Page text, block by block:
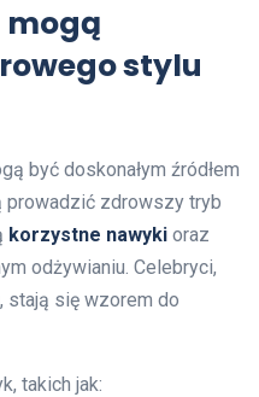
mogą
stylu
być doskonałym źródłem
prowadzić zdrowszy tryb
korzystne nawyki oraz
odżywianiu. Celebryci,
się wzorem do
takich jak: